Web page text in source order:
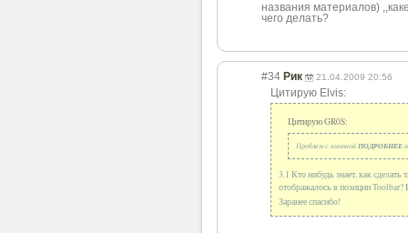
названия материалов)
чего делать?
#34 Рик 21.04.2009 20:56
Цитирую Elvis:
Цитирую GR0S:
Проблем с кнопкой ПОДРОБНЕЕ
3.1 Кто нибудь знает, как
отображалось в позиции Toolbar?
Заранее спасибо!